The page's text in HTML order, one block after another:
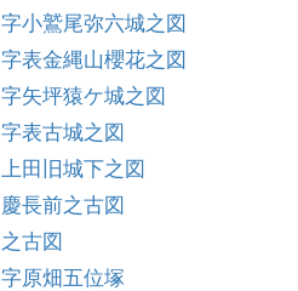
字小鷲尾弥六城之図
字表金縄山櫻花之図
字矢坪猿ケ城之図
字表古城之図
上田旧城下之図
慶長前之古図
之古図
字原畑五位塚